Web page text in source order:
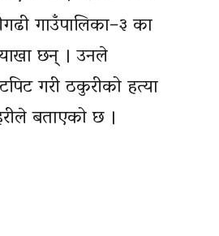
गाउँपालिका–३ का
छन् । उनले
गरी ठकुरीको हत्या
बताएको छ ।